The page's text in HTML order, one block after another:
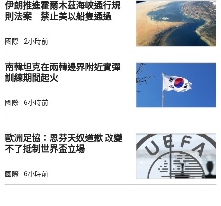
伊朗推進霍爾木茲海峽通行規
則法案 禁止美以船隻通過
國際 2小時前
南韓坦克在兩韓邊界附近實彈
訓練期間起火
國際 6小時前
歐洲足協：恩芬天奴道歉 改變
不了抵制世界盃立場
國際 6小時前